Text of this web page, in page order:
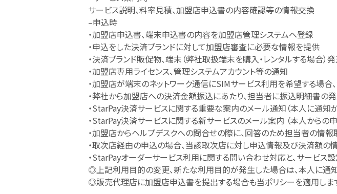
サービス説明、料率見積、加盟店申込書の内容確認等の情報交換
–申込時
・加盟店申込書、端末申込書の内容を加盟店管理システムへ登録
・申込をした決済ブランドに対して加盟店審査に必要な情報を提供
・決済ブランド販促物、端末（弊社取扱端末を購入・レンタルする場合
・加盟店専用ライセンス、管理システムアカウント等の通知
・加盟店が端末のネットワーク通信にSIMサービス利用を希望する場
・弊社から加盟店への決済金額振込にあたり、担当者に振込明細書の
・StarPay決済サービスに関する重要な案内のメール通知（本人に通知
・StarPay決済サービスに関する新サービスのメール案内 （本人からの
・加盟店からヘルプデスクへの問合せの際に、回答のため担当者の情報
・取次店経由の申込の場合、当該取次店に対し申込情報及び決済額の
・StarPayオーダーサービス利用に関する問い合わせ対応と、サービス
◎上記利用目的の変更、新たな利用目的が発生した場合は、本人に通
◎販売代理店に加盟店申込書を提出する場合も当ポリシーを適用しま